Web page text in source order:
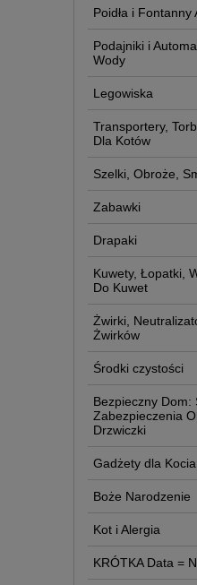
Poidła i Fontanny
Podajniki i
Wody
Legowiska
Transportery,
Dla Kotów
Szelki, Obroże,
Zabawki
Drapaki
Kuwety, Łopatki,
Do Kuwet
Żwirki,
Żwirków
Środki czystości
Bezpieczny Dom:
Zabezpieczenia
Drzwiczki
Gadżety dla
Boże Narodzenie
Kot i Alergia
KRÓTKA Data =